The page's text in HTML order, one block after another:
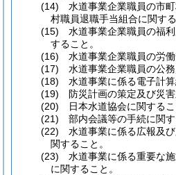
(14) 水道事業企業職員の市
村職員退職手当組合に関する
(15) 水道事業企業職員の福
すること。
(16) 水道事業企業職員の労働
(17) 水道事業企業職員の公務
(18) 水道事業に係る電子計算
(19) 防災計画の策定及び災害
(20) 日本水道協会に関するこ
(21) 部内会議等の手続に関す
(22) 水道事業に係る広報及
関すること。
(23) 水道事業に係る重要な
に関すること。